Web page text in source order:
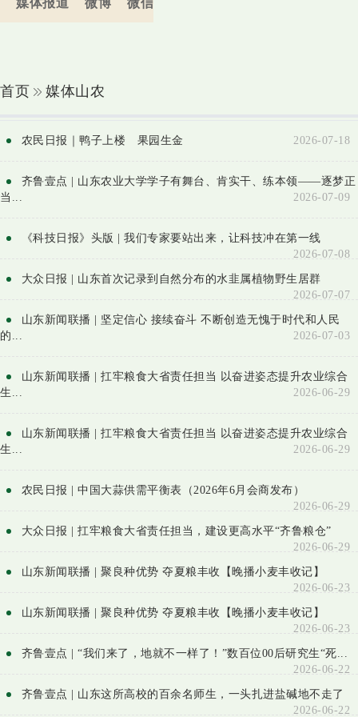
首页 媒体山农
农民日报｜鸭子上楼 果园生金 2026-07-18
齐鲁壹点 | 山东农业大学学子有舞台、肯实干、练本领——逐梦正
当...
2026-07-09
《科技日报》头版 | 我们专家要站出来，让科技冲在第一线
2026-07-08
大众日报 | 山东首次记录到自然分布的水韭属植物野生居群
2026-07-07
山东新闻联播 | 坚定信心 接续奋斗 不断创造无愧于时代和人民
的...
2026-07-03
山东新闻联播 | 扛牢粮食大省责任担当 以奋进姿态提升农业综合
生...
2026-06-29
山东新闻联播 | 扛牢粮食大省责任担当 以奋进姿态提升农业综合
生...
2026-06-29
农民日报 | 中国大蒜供需平衡表（2026年6月会商发布）
2026-06-29
大众日报 | 扛牢粮食大省责任担当，建设更高水平“齐鲁粮仓”
2026-06-29
山东新闻联播 | 聚良种优势 夺夏粮丰收【晚播小麦丰收记】
2026-06-23
山东新闻联播 | 聚良种优势 夺夏粮丰收【晚播小麦丰收记】
2026-06-23
齐鲁壹点 | “我们来了，地就不一样了！”数百位00后研究生“死...
2026-06-22
齐鲁壹点 | 山东这所高校的百余名师生，一头扎进盐碱地不走了
2026-06-22